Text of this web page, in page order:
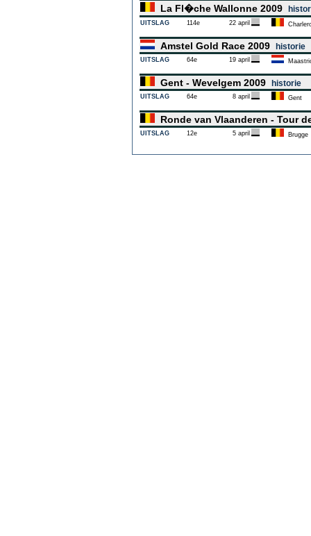
La Fl�che Wallonne 2009
UITSLAG 114e 22 april
Amstel Gold Race 2009 historie
UITSLAG 64e 19 april
Gent - Wevelgem 2009 historie
UITSLAG 64e 8 april Gent
Ronde van Vlaanderen - Tour
UITSLAG 12e 5 april Brugge